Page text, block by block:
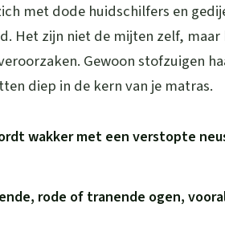
met dode huidschilfers en
Het zijn niet de mijten zelf,
Gewoon stofzuigen
diep in de kern van je matras.
wakker met een verstopte
rode of tranende ogen,